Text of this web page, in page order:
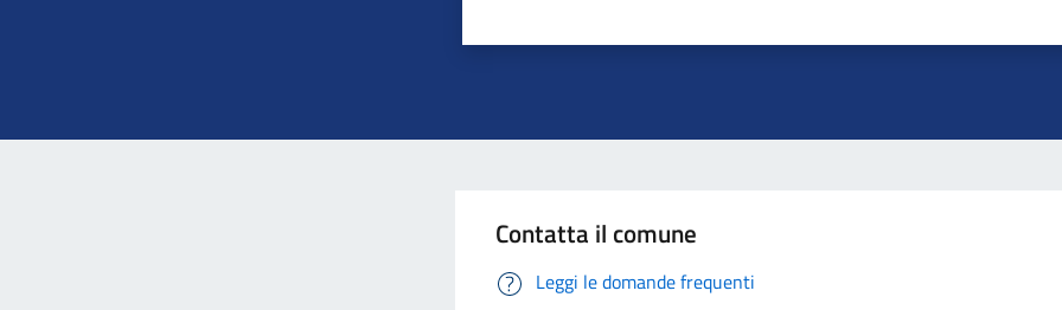
Contatta il comune
Leggi le domande frequenti